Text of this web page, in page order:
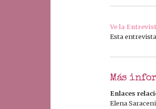
Ve la
Esta
Más
Enlaces
Elena